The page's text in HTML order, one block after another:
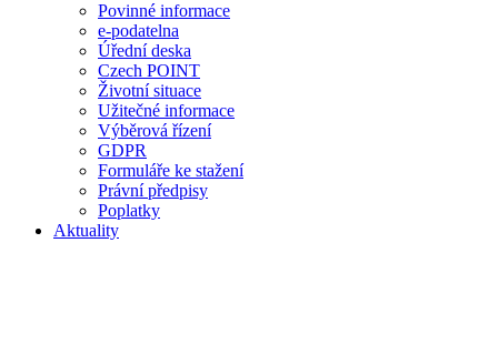
Povinné informace
e-podatelna
Úřední deska
Czech POINT
Životní situace
Užitečné informace
Výběrová řízení
GDPR
Formuláře ke stažení
Právní předpisy
Poplatky
Aktuality